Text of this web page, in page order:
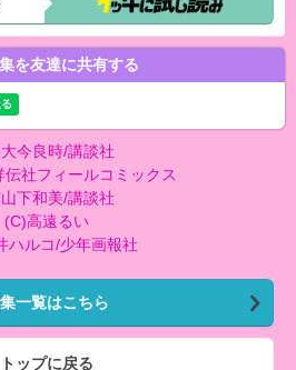
を友達に共有する
今良時/講談社
伝社フィールコミックス
下和美/講談社
(C)高遠るい
ハルコ/少年画報社
一覧はこちら
トップに戻る